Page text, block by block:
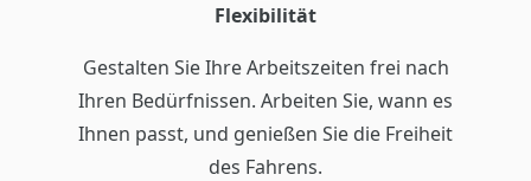
Flexibilität
Gestalten Sie Ihre Arbeitszeiten frei nach
Ihren Bedürfnissen. Arbeiten Sie, wann es
Ihnen passt, und genießen Sie die Freiheit
des Fahrens.